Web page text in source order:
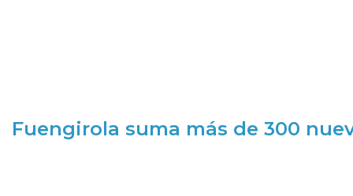
Fuengirola suma más de 300